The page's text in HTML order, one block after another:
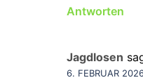
Antworten
Jagdlosen
6. FEBRUAR